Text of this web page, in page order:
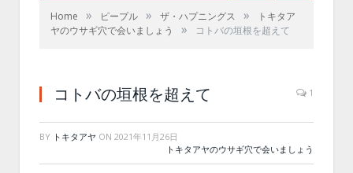
Home » ピープル » ザ・ハプニングス »
トキタア
ヤのウサギ穴で会いましょう
» コトバの垣根を超えて
コトバの垣根を超えて 1
BY トキタアヤ ON 2021年11月26日
トキタアヤのウサギ穴で会いましょう